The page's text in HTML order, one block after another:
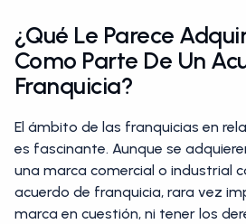
¿Qué Le Parece
Como Parte De Un
Franquicia?
El ámbito de las franquicias en
es fascinante. Aunque se
una marca comercial o industrial
acuerdo de franquicia, rara vez
marca en cuestión, ni tener los